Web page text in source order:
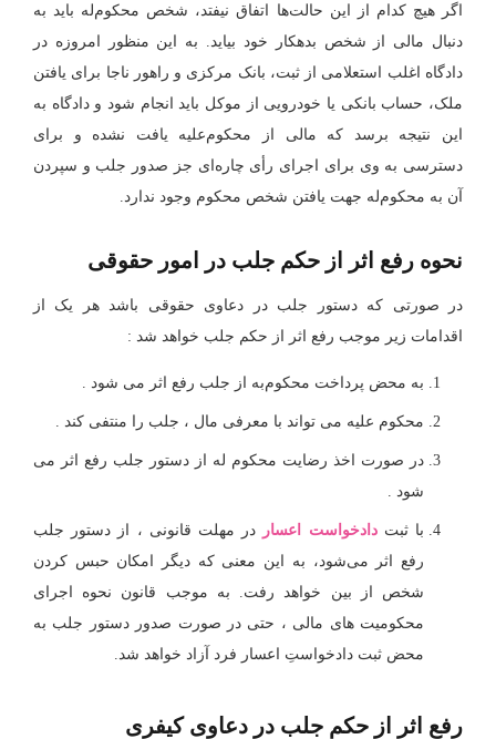
اگر هیچ کدام از این حالت‌ها اتفاق نیفتد، شخص محکوم‌له باید به
دنبال مالی از شخص بدهکار خود بیاید. به این منظور امروزه در
دادگاه اغلب استعلامی از ثبت، بانک مرکزی و راهور ناجا برای یافتن
ملک، حساب بانکی یا خودرویی از موکل باید انجام شود و دادگاه به
این نتیجه برسد که مالی از محکوم‌علیه یافت نشده و برای
دسترسی به وی برای اجرای رأی چاره‌ای جز صدور جلب و سپردن
آن به محکوم‌له جهت یافتن شخص محکوم وجود ندارد.
نحوه رفع اثر از حکم جلب در امور حقوقی
در صورتی که دستور جلب در دعاوی حقوقی باشد هر یک از
اقدامات زیر موجب رفع اثر از حکم جلب خواهد شد :
به محض پرداخت محکوم‌به از جلب رفع اثر می شود .
محکوم علیه می تواند با معرفی مال ، جلب را منتفی کند .
در صورت اخذ رضایت محکوم له از دستور جلب رفع اثر می
شود .
با ثبت دادخواست اعسار
در مهلت قانونی ، از دستور جلب
رفع اثر می‌شود، به این معنی که دیگر امکان حبس کردن
شخص از بین خواهد رفت. به موجب قانون نحوه اجرای
محکومیت های مالی ، حتی در صورت صدور دستور جلب به
محض ثبت دادخواستِ اعسار فرد آزاد خواهد شد.
رفع اثر از حکم جلب در دعاوی کیفری